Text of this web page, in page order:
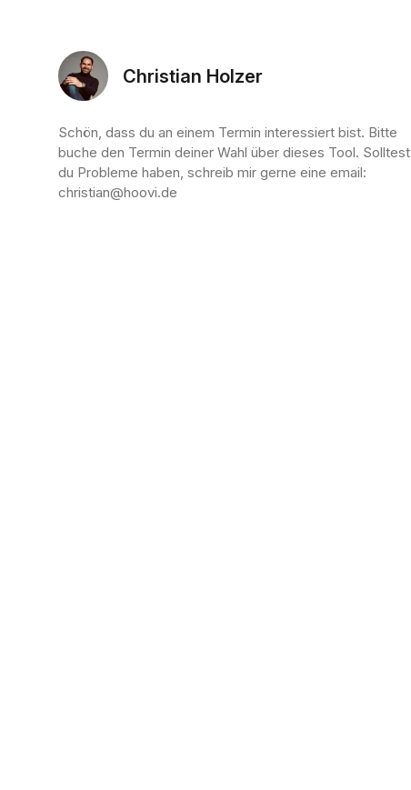
Christian Holzer
Schön, dass du an einem Termin interessiert bist. Bitte
buche den Termin deiner Wahl über dieses Tool. Solltest
du Probleme haben, schreib mir gerne eine email:
christian@hoovi.de